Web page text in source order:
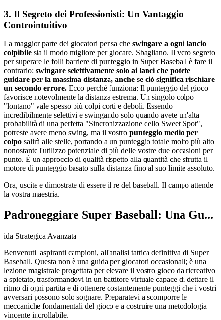
3. Il Segreto dei Professionisti: Un Vantaggio
Controintuitivo
La maggior parte dei giocatori pensa che swingare a ogni lancio
colpibile sia il modo migliore per giocare. Sbagliano. Il vero segreto
per superare le folli barriere di punteggio in Super Baseball è fare il
contrario: swingare selettivamente solo ai lanci che potete
guidare per la massima distanza, anche se ciò significa rischiare
un secondo errore. Ecco perché funziona: Il punteggio del gioco
favorisce notevolmente la distanza estrema. Un singolo colpo
"lontano" vale spesso più colpi corti e deboli. Essendo
incredibilmente selettivi e swingando solo quando avete un'alta
probabilità di una perfetta "Sincronizzazione dello Sweet Spot",
potreste avere meno swing, ma il vostro punteggio medio per
colpo salirà alle stelle, portando a un punteggio totale molto più alto
nonostante l'utilizzo potenziale di più delle vostre due occasioni per
punto. È un approccio di qualità rispetto alla quantità che sfrutta il
motore di punteggio basato sulla distanza fino al suo limite assoluto.
Ora, uscite e dimostrate di essere il re del baseball. Il campo attende
la vostra maestria.
Padroneggiare Super Baseball: Una Gu...
ida Strategica Avanzata
Benvenuti, aspiranti campioni, all'analisi tattica definitiva di Super
Baseball. Questa non è una guida per giocatori occasionali; è una
lezione magistrale progettata per elevare il vostro gioco da ricreativo
a spietato, trasformandovi in un battitore virtuale capace di dettare il
ritmo di ogni partita e di ottenere costantemente punteggi che i vostri
avversari possono solo sognare. Preparatevi a scomporre le
meccaniche fondamentali del gioco e a costruire una metodologia
vincente incrollabile.